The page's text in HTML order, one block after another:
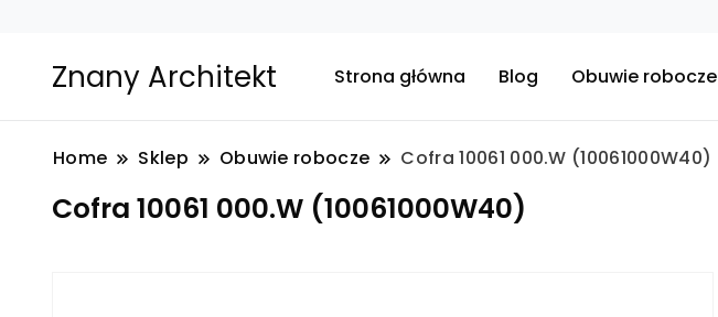
Znany Architekt Strona główna Blog Obuwie robocze
Home Sklep Obuwie robocze Cofra 10061 000.W (10061000W40)
Cofra 10061 000.W (10061000W40)